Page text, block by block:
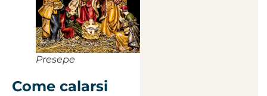
Presepe
Come calarsi